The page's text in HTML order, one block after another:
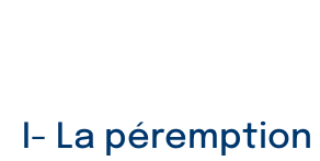
I- La péremption